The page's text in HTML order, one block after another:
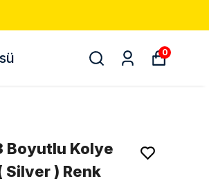
0
Boyutlu Kolye
Silver ) Renk